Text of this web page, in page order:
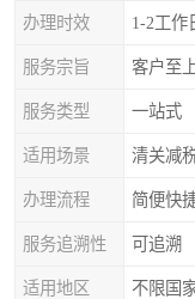
办理时效 1-2工作
服务宗旨 客户至
服务类型 一站式
适用场景 清关减
办理流程 简便快
服务追溯性 可追溯
适用地区 不限国